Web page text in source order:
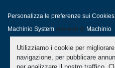
Utilizziamo i cookie per
navigazione, per pubblicare
Personalizza le preferenze sui Cookies
Machinio System sito web di Machinio
- LINKEDIN -